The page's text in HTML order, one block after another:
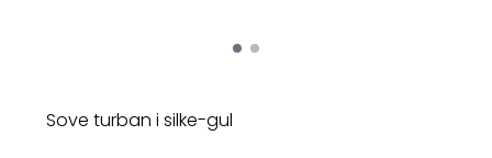
Sove turban i silke-gul